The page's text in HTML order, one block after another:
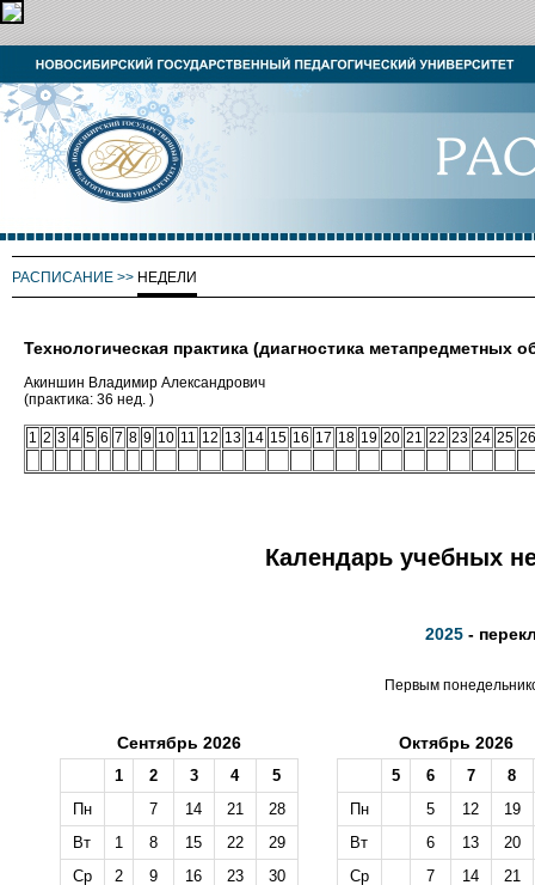
РАСПИСАНИЕ >> НЕДЕЛИ
Технологическая практика (диагностика
Акиншин Владимир Александрович
(практика: 36 нед. )
1 2 3 4 5 6 7 8 9 10 11 12 13 14 15 16 17 18 19 20 21 22 23 24 25 26
Календарь учебных
2025 -
Первым
Сентябрь 2026
1 2 3 4
5
Пн
7 14 21
28
Вт
1 8 15 22
29
Ср
2 9 16 23
30
Октябрь 2026
5 6 7
8
Пн
5 12
19
Вт
6 13
20
Ср
7 14
21